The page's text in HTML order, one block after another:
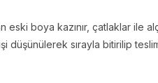
boya kazınır, çatlaklar ile
düşünülerek sırayla bitirilip